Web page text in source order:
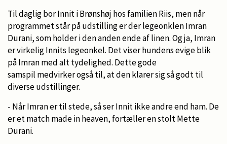
Til daglig bor Innit i Brønshøj hos familien Riis, men når
programmet står på udstilling er der legeonklen Imran
Durani, som holder i den anden ende af linen. Og ja, Imran
er virkelig Innits legeonkel. Det viser hundens evige blik
på Imran med alt tydelighed. Dette gode
samspil medvirker også til, at den klarer sig så godt til
diverse udstillinger.
- Når Imran er til stede, så ser Innit ikke andre end ham. De
er et match made in heaven, fortæller en stolt Mette
Durani.